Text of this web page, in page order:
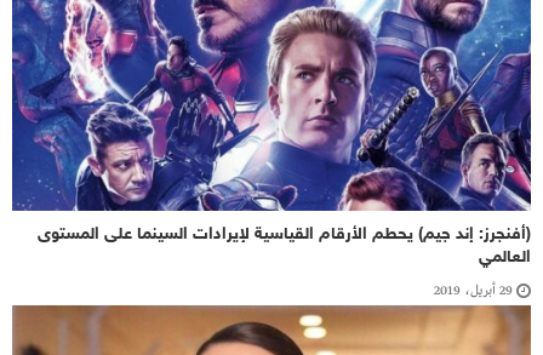
(أفنجرز: إند جيم) يحطم الأرقام القياسية لإيرادات السينما على المستوى
العالمي
29 أبريل، 2019